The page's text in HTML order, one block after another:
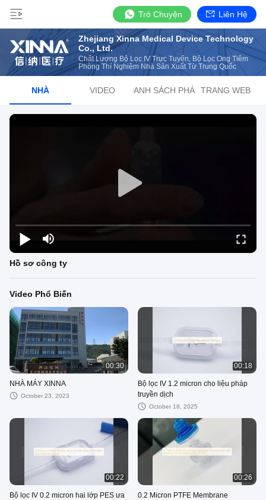
Trò Chuyện Liên Hệ
Zhejiang Xinna Medical Device Technology
Co., Ltd.
Chất Lượng Bộ Lọc IV Trực Tuyến, Bộ Lọc Ống Tiêm
Phòng Thí Nghiệm Nhà Sản Xuất Từ Trung Quốc
NHÀ VIDEO DANH SÁCH PHÁT TRANG WEB
Hồ sơ công ty
Video Phổ Biến
00:30
NHÀ MÁY XINNA
October 23, 2023
00:18
Bộ lọc IV 1.2 micron cho liệu pháp
truyền dịch
October 18, 2025
00:22
Bộ lọc IV 0.2 micron hai lớp PES ưa
00:26
0.2 Micron PTFE Membrane